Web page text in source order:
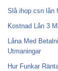
Slå ihop csn lån
Kostnad Lån 3
Låna Med
Utmaningar
Hur Funkar